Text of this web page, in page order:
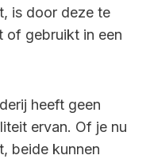
is door deze te
of gebruikt in een
heeft geen
ervan. Of je nu
beide kunnen